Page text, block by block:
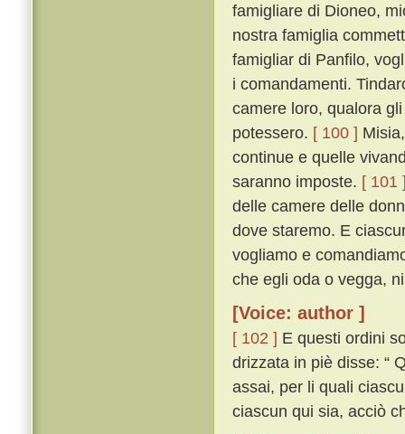
famigliare di Dioneo,
nostra famiglia
famigliar di Panfilo,
i comandamenti.
camere loro, qualora
potessero. [ 100 ]
continue e quelle
saranno imposte. [ 101
delle camere delle
dove staremo. E
vogliamo e
che egli oda o vegga,
[Voice: author ]
[ 102 ] E questi ordini
drizzata in piè disse: “
assai, per li quali
ciascun qui sia, acciò